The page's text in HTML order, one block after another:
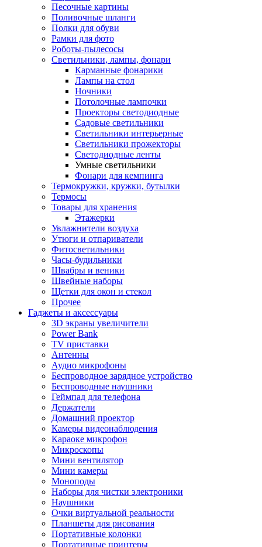
Песочные картины
Поливочные шланги
Полки для обуви
Рамки для фото
Роботы-пылесосы
Светильники, лампы, фонари
Карманные фонарики
Лампы на стол
Ночники
Потолочные лампочки
Проекторы светодиодные
Садовые светильники
Светильники интерьерные
Светильники прожекторы
Светодиодные ленты
Умные светильники
Фонари для кемпинга
Термокружки, кружки, бутылки
Термосы
Товары для хранения
Этажерки
Увлажнители воздуха
Утюги и отпариватели
Фитосветильники
Часы-будильники
Швабры и веники
Швейные наборы
Щетки для окон и стекол
Прочее
Гаджеты и аксессуары
3D экраны увеличители
Power Bank
TV приставки
Антенны
Аудио микрофоны
Беспроводное зарядное устройство
Беспроводные наушники
Геймпад для телефона
Держатели
Домашний проектор
Камеры видеонаблюдения
Караоке микрофон
Микроскопы
Мини вентилятор
Мини камеры
Моноподы
Наборы для чистки электроники
Наушники
Очки виртуальной реальности
Планшеты для рисования
Портативные колонки
Портативные принтеры